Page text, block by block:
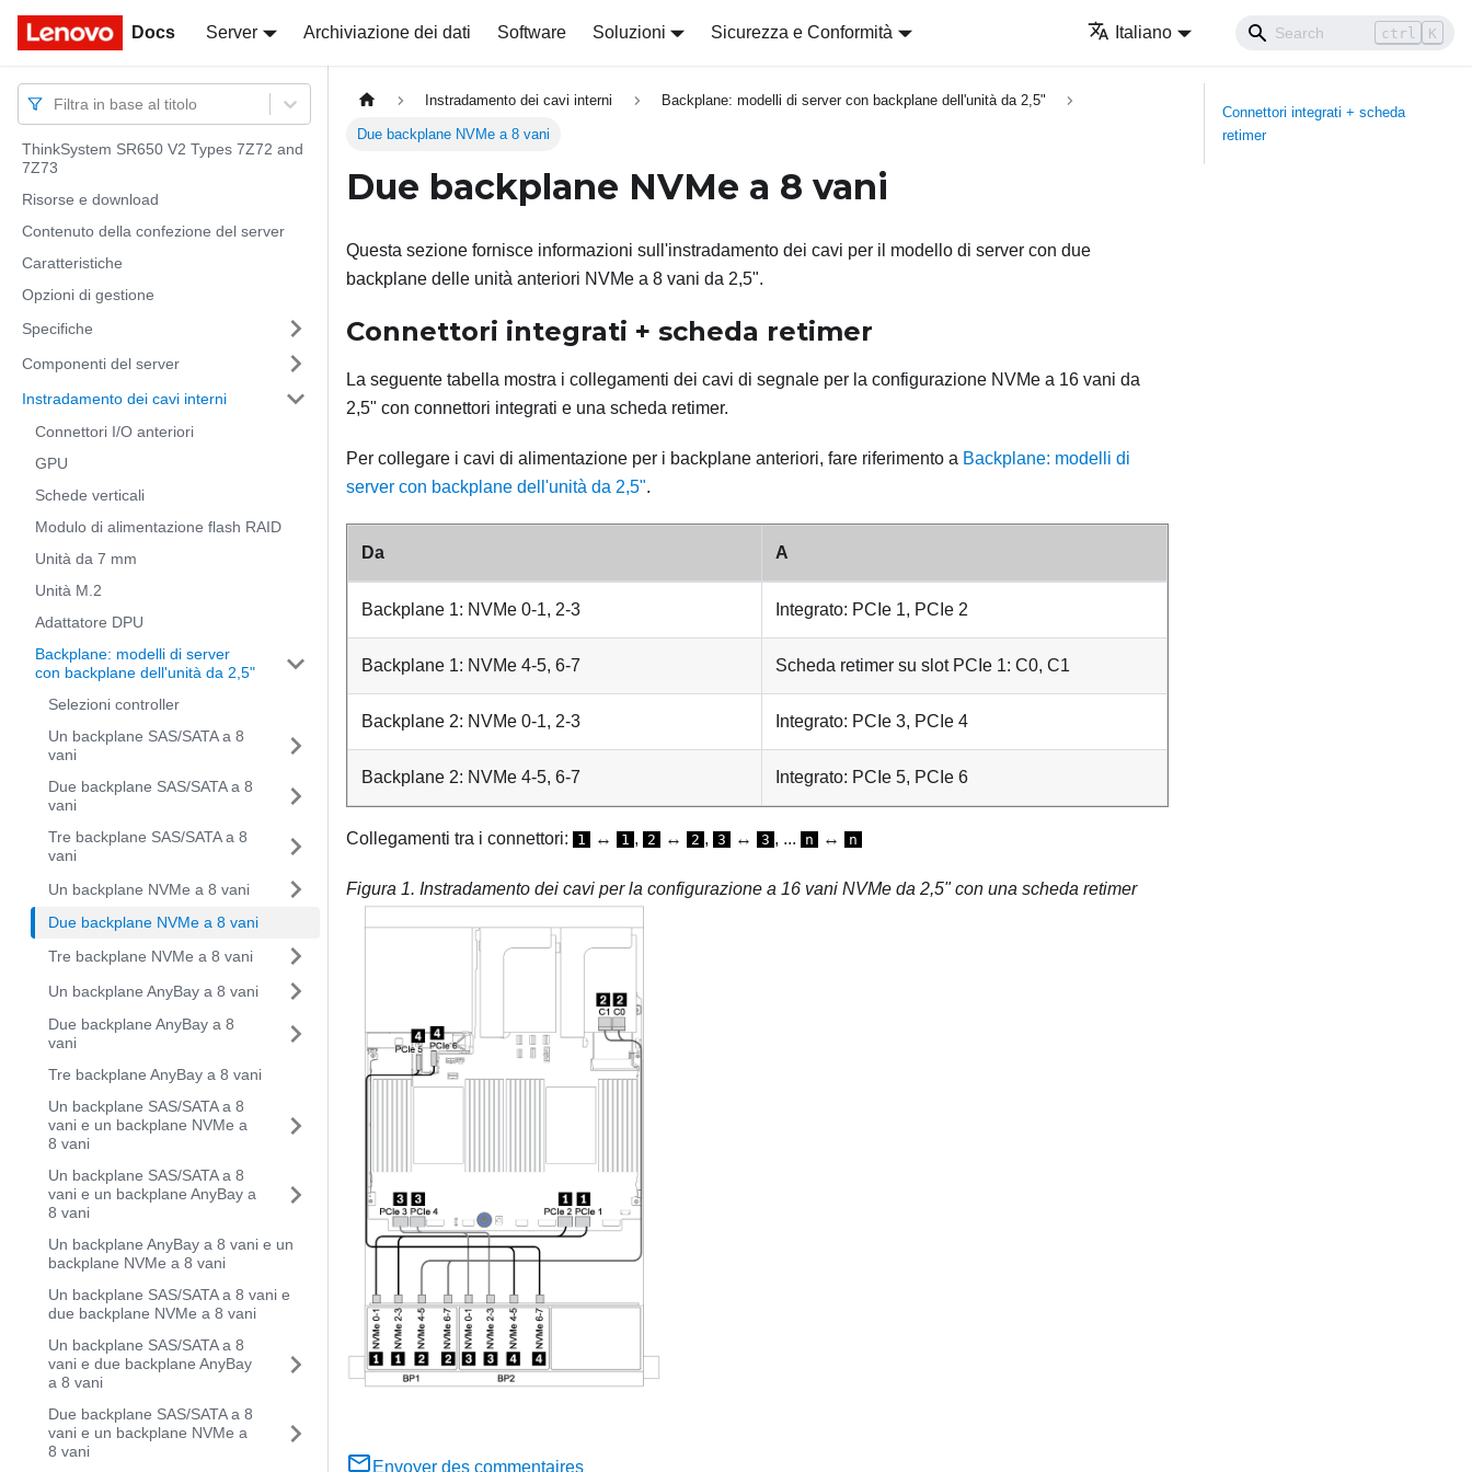
Docs Server Archiviazione dei dati Software Soluzioni Sicurezza e Conformità Italiano ctrl K
Docs
Filtra in base al titolo
ThinkSystem SR650 V2 Types 7Z72 and
7Z73
Risorse e download
Contenuto della confezione del server
Caratteristiche
Opzioni di gestione
Specifiche
Componenti del server
Instradamento dei cavi interni
Connettori I/O anteriori
GPU
Schede verticali
Modulo di alimentazione flash RAID
Unità da 7 mm
Unità M.2
Adattatore DPU
Backplane: modelli di server
con backplane dell'unità da 2,5"
Selezioni controller
Un backplane SAS/SATA a 8
vani
Due backplane SAS/SATA a 8
vani
Tre backplane SAS/SATA a 8
vani
Un backplane NVMe a 8 vani
Due backplane NVMe a 8 vani
Tre backplane NVMe a 8 vani
Un backplane AnyBay a 8 vani
Due backplane AnyBay a 8
vani
Tre backplane AnyBay a 8 vani
Un backplane SAS/SATA a 8
vani e un backplane NVMe a
8 vani
Un backplane SAS/SATA a 8
vani e un backplane AnyBay a
8 vani
Un backplane AnyBay a 8 vani e un
backplane NVMe a 8 vani
Un backplane SAS/SATA a 8 vani e
due backplane NVMe a 8 vani
Un backplane SAS/SATA a 8
vani e due backplane AnyBay
a 8 vani
Due backplane SAS/SATA a 8
vani e un backplane NVMe a
8 vani
Instradamento dei cavi interni Backplane: modelli di server con backplane dell'unità da 2,5"
Due backplane NVMe a 8 vani
Due backplane NVMe a 8 vani
Questa sezione fornisce informazioni sull'instradamento dei cavi per il modello di server con due
backplane delle unità anteriori NVMe a 8 vani da 2,5".
Connettori integrati + scheda retimer
La seguente tabella mostra i collegamenti dei cavi di segnale per la configurazione NVMe a 16 vani da
2,5" con connettori integrati e una scheda retimer.
Per collegare i cavi di alimentazione per i backplane anteriori, fare riferimento a Backplane: modelli di
server con backplane dell'unità da 2,5".
Da A
Backplane 1: NVMe 0-1, 2-3 Integrato: PCIe 1, PCIe 2
Backplane 1: NVMe 4-5, 6-7 Scheda retimer su slot PCIe 1: C0, C1
Backplane 2: NVMe 0-1, 2-3 Integrato: PCIe 3, PCIe 4
Backplane 2: NVMe 4-5, 6-7 Integrato: PCIe 5, PCIe 6
Collegamenti tra i connettori: 1 ↔ 1 , 2 ↔ 2 , 3 ↔ 3 , ... n ↔ n
Figura 1. Instradamento dei cavi per la configurazione a 16 vani NVMe da 2,5" con una scheda retimer
Envoyer des commentaires
Connettori integrati + scheda
retimer